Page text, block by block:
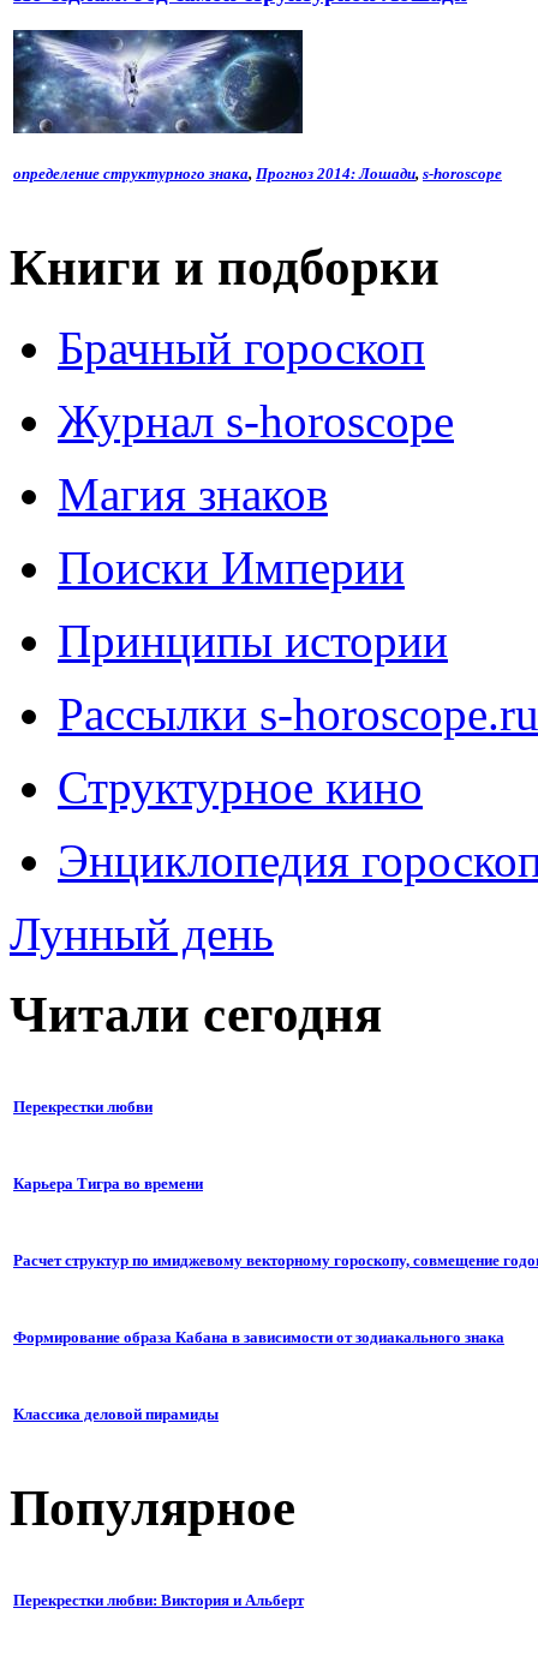
определение структурного знака, Прогноз 2014: Лошади, s-horoscope
Книги и подборки
Брачный гороскоп
Журнал s-horoscope
Магия знаков
Поиски Империи
Принципы истории
Рассылки s-horoscope.ru
Структурное кино
Энциклопедия
Лунный день
Читали сегодня
Перекрестки любви
Карьера Тигра во времени
Расчет структур по имиджевому векторному гороскопу, совмещение
Формирование образа Кабана в зависимости от зодиакального знака
Классика деловой пирамиды
Популярное
Перекрестки любви: Виктория и Альберт